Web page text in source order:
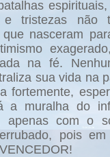
e tristezas não
nasceram
na fé.
sua vida na
fortemente,
a muralha do
apenas com o
pois